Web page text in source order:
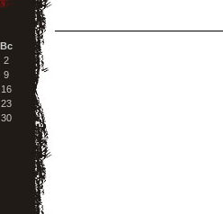
Вс
2
9
16
23
30